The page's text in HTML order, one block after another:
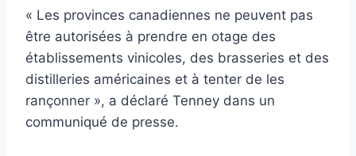
« Les provinces canadiennes ne peuvent pas
être autorisées à prendre en otage des
établissements vinicoles, des brasseries et des
distilleries américaines et à tenter de les
rançonner », a déclaré Tenney dans un
communiqué de presse.